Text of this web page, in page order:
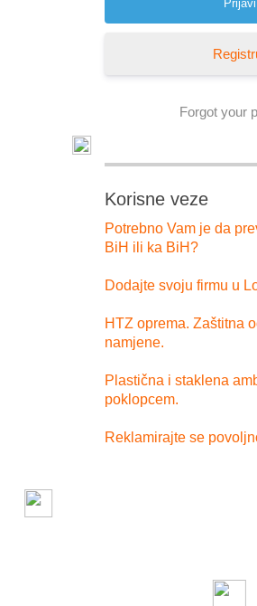
Forgot your
Korisne veze
Potrebno Vam je da
BiH ili ka BiH?
Dodajte svoju firmu u
HTZ oprema. Zaštitna
namjene.
Plastična i staklena
poklopcem.
Reklamirajte se